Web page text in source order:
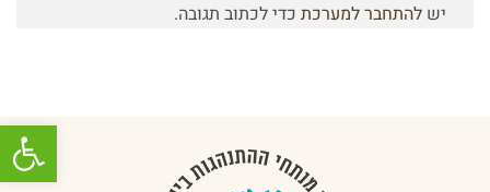
יש להתחבר למערכת כדי לכתוב תגובה.